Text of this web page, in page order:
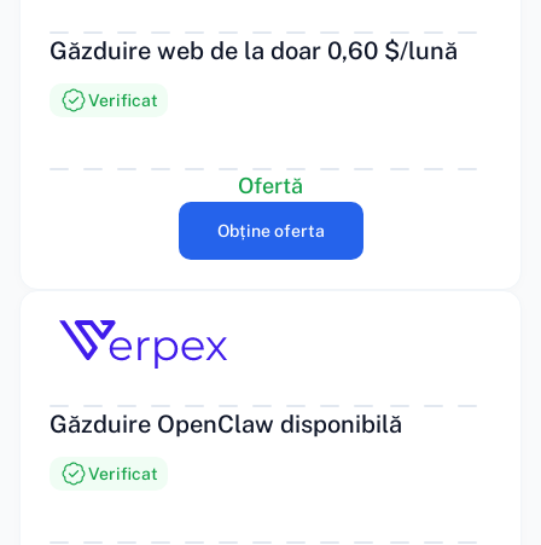
Găzduire web de la doar 0,60 $/lună
Verificat
Ofertă
Obține oferta
Găzduire OpenClaw disponibilă
Verificat